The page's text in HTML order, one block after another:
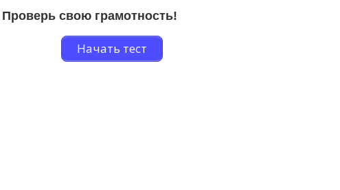
Проверь свою грамотность!
Начать тест